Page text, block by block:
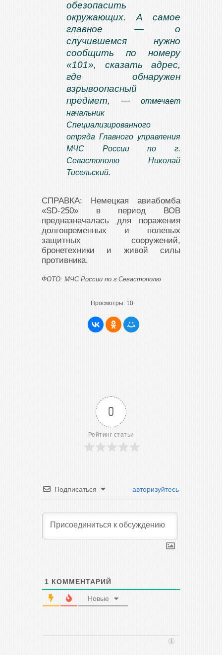
обезопасить
окружающих. А самое
главное — о
случившемся нужно
сообщить по номеру
«101», сказать адрес,
где обнаружен
взрывоопасный
предмет, —
отмечает
начальник
Специализированного
отряда Главного управления
МЧС России по г.
Севастополю Николай
Тисельский.
СПРАВКА: Немецкая авиабомба
«SD-250» в период ВОВ
предназначалась для поражения
долговременных и полевых
защитных сооружений,
бронетехники и живой силы
противника.
ФОТО: МЧС России по г.Севастополю
Просмотры: 10
0
Рейтинг статьи
Подписаться авторизуйтесь
1 КОММЕНТАРИЙ
Новые